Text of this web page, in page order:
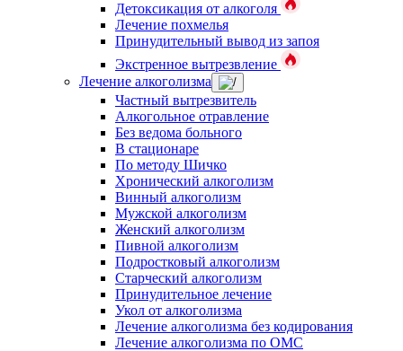
Детоксикация от алкоголя
Лечение похмелья
Принудительный вывод из запоя
Экстренное вытрезвление
Лечение алкоголизма
Частный вытрезвитель
Алкогольное отравление
Без ведома больного
В стационаре
По методу Шичко
Хронический алкоголизм
Винный алкоголизм
Мужской алкоголизм
Женский алкоголизм
Пивной алкоголизм
Подростковый алкоголизм
Старческий алкоголизм
Принудительное лечение
Укол от алкоголизма
Лечение алкоголизма без кодирования
Лечение алкоголизма по ОМС